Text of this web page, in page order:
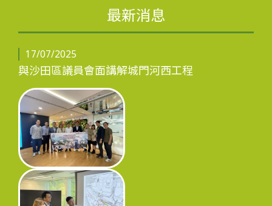
簡介
最新消息
工程進度
最新消息
17/07/2025
與沙田區議員會面講解城門河西工程